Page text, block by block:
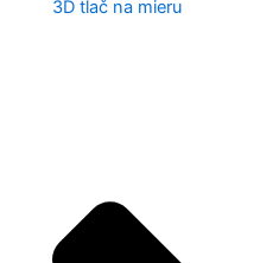
3D tlač na mieru